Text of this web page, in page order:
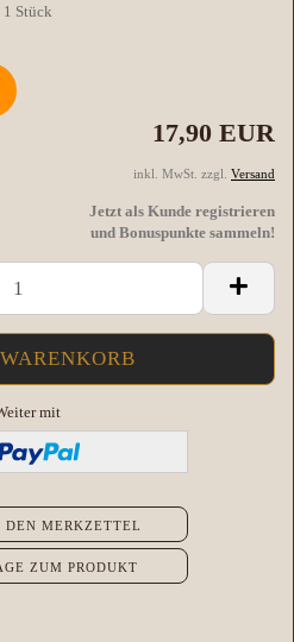
1 Stück
17,90 EUR
inkl. MwSt. zzgl. Versand
Jetzt als Kunde registrieren
und Bonuspunkte sammeln!
mit
DEN MERKZETTEL
ZUM PRODUKT